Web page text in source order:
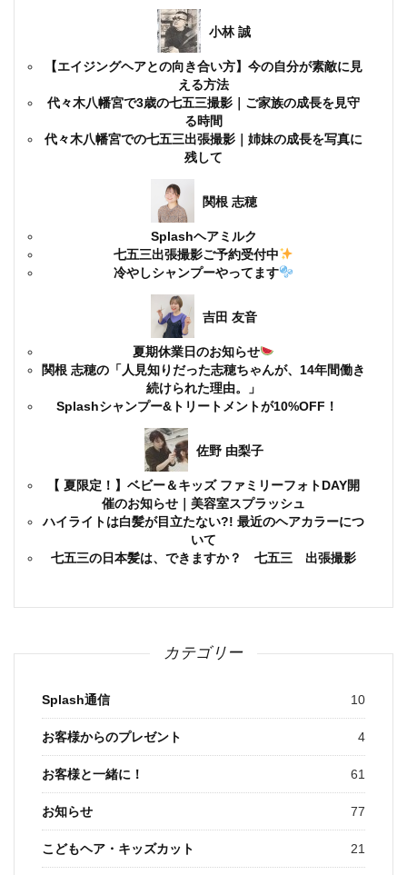
小林 誠
【エイジングヘアとの向き合い方】今の自分が素敵に見
える方法
代々木八幡宮で3歳の七五三撮影｜ご家族の成長を見守
る時間
代々木八幡宮での七五三出張撮影｜姉妹の成長を写真に
残して
関根 志穂
Splashヘアミルク
七五三出張撮影ご予約受付中
冷やしシャンプーやってます
吉田 友音
夏期休業日のお知らせ
関根 志穂の「人見知りだった志穂ちゃんが、14年間働き
続けられた理由。」
Splashシャンプー&トリートメントが10%OFF！
佐野 由梨子
【 夏限定！】ベビー＆キッズ ファミリーフォトDAY開
催のお知らせ｜美容室スプラッシュ
ハイライトは白髪が目立たない?! 最近のヘアカラーにつ
いて
七五三の日本髪は、できますか？ 七五三 出張撮影
カテゴリー
Splash通信 10
お客様からのプレゼント 4
お客様と一緒に！ 61
お知らせ 77
こどもヘア・キッズカット 21